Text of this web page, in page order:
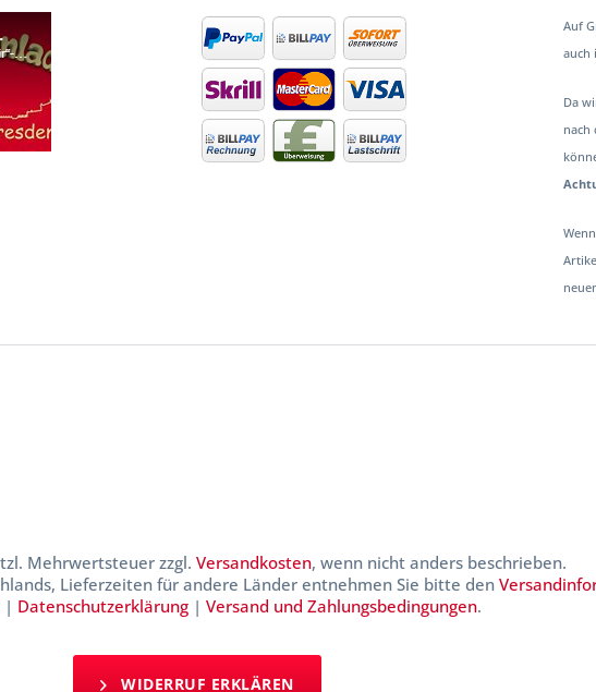
Auf
auch
Da
nach
Mehrwertsteuer zzgl. Versandkosten, wenn nicht anders beschrieben.
Lieferzeiten für andere Länder entnehmen Sie bitte den
| Datenschutzerklärung| Versand und Zahlungsbedingungen.
WIDERRUF ERKLÄREN